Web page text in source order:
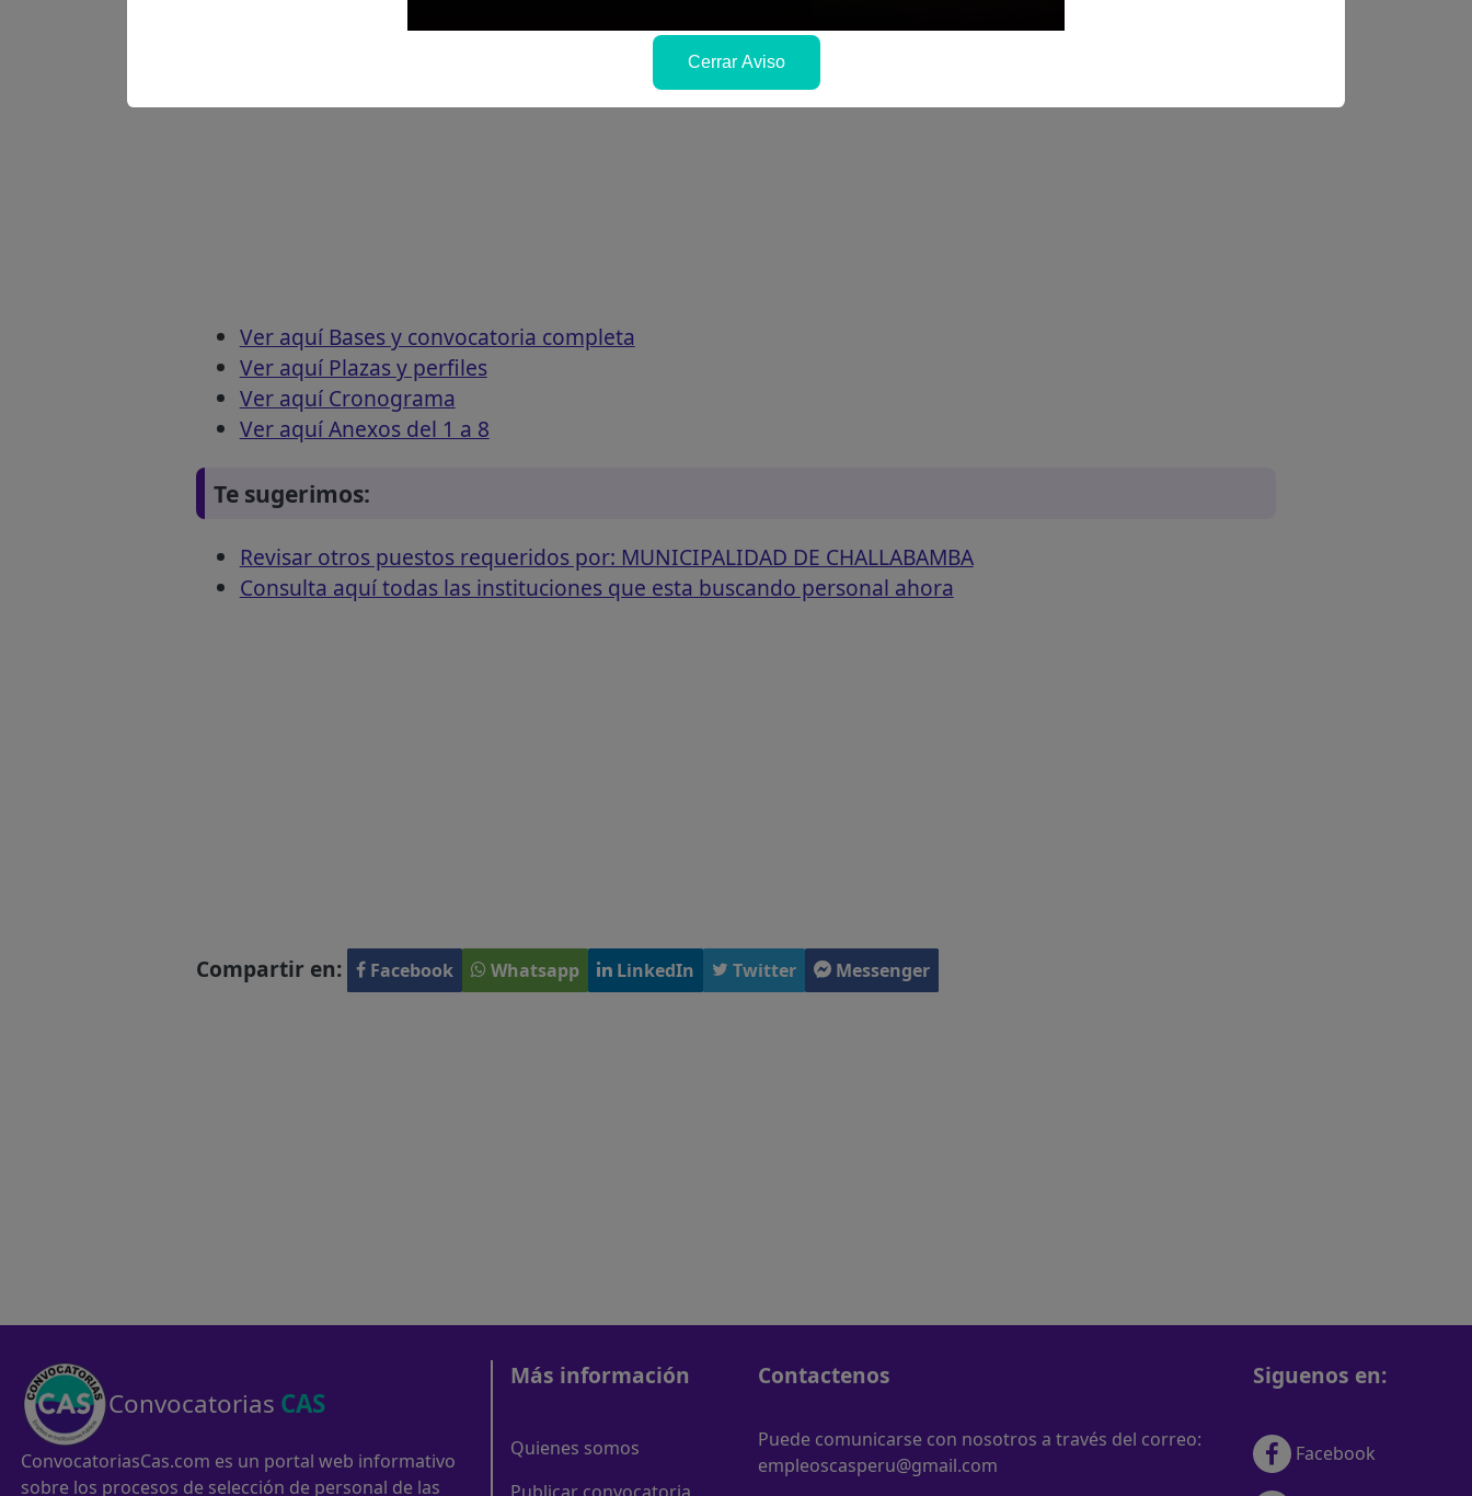
Ver aquí Bases y convocatoria completa
Ver aquí Plazas y perfiles
Ver aquí Cronograma
Ver aquí Anexos del 1 a 8
Te sugerimos:
Revisar otros puestos requeridos por: MUNICIPALIDAD DE CHALLABAMBA
Consulta aquí todas las instituciones que esta buscando personal ahora
Compartir en: Facebook Whatsapp LinkedIn Twitter Messenger
Convocatorias CAS
ConvocatoriasCas.com es un portal web informativo
sobre los procesos de selección de personal de las
Más información
Quienes somos
Contactenos
Puede comunicarse con nosotros a través del correo:
empleoscasperu@gmail.com
Siguenos en:
Facebook
Cerrar Aviso